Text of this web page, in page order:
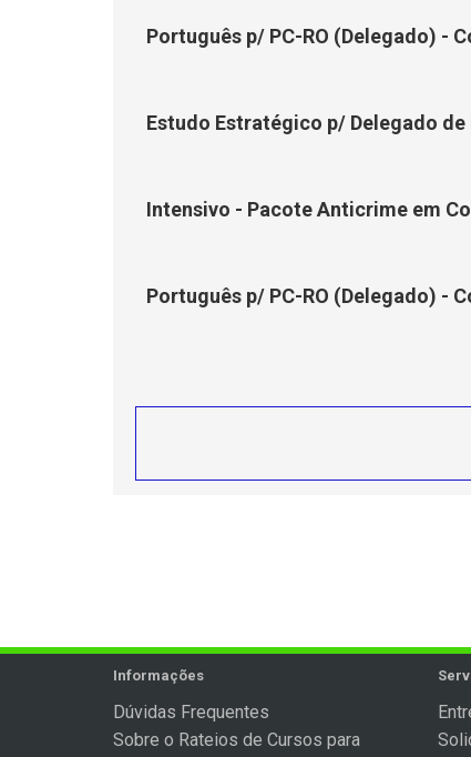
Português p/ PC-RO (Delegado) -
Estudo Estratégico p/ Delegado de
Intensivo - Pacote Anticrime em
Português p/ PC-RO (Delegado) -
Informações
Dúvidas Frequentes
Sobre o Rateios de Cursos para